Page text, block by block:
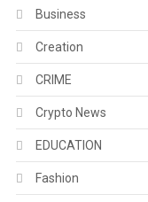
Business
Creation
CRIME
Crypto News
EDUCATION
Fashion